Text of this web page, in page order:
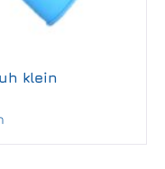
klein